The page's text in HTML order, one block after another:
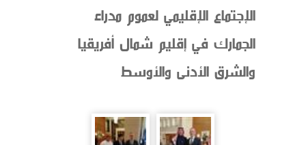
الإجتماع الإقليمي لعموم مدراء
الجمارك في إقليم شمال أفريقيا
والشرق الأدنى والأوسط